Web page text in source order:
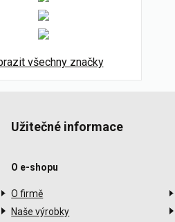
všechny značky
Užitečné informace
O e-shopu
O firmě
Naše výrobky